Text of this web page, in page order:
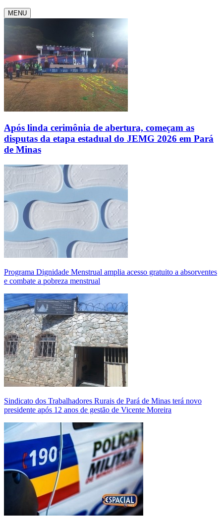
MENU
Após linda cerimônia de abertura, começam as
disputas da etapa estadual do JEMG 2026 em Pará
de Minas
Programa Dignidade Menstrual amplia acesso gratuito a absorventes
e combate a pobreza menstrual
Sindicato dos Trabalhadores Rurais de Pará de Minas terá novo
presidente após 12 anos de gestão de Vicente Moreira